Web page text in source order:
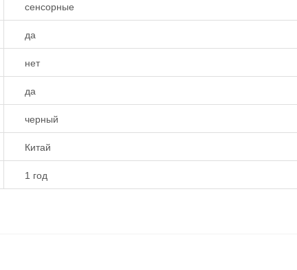
сенсорные
да
нет
да
черный
Китай
1 год